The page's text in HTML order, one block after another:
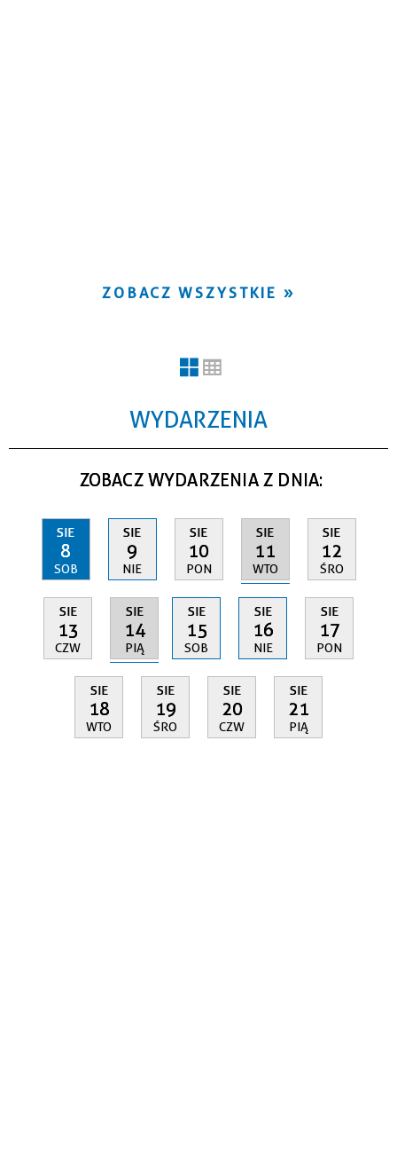
ZOBACZ WSZYSTKIE
WYDARZENIA
ZOBACZ WYDARZENIA Z DNIA:
SIE
8
SOB
SIE
9
NIE
SIE
10
PON
SIE
11
WTO
SIE
12
ŚRO
SIE
13
CZW
SIE
14
PIĄ
SIE
15
SOB
SIE
16
NIE
SIE
17
PON
SIE
18
WTO
SIE
19
ŚRO
SIE
20
CZW
SIE
21
PIĄ